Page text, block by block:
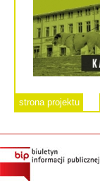
strona projektu